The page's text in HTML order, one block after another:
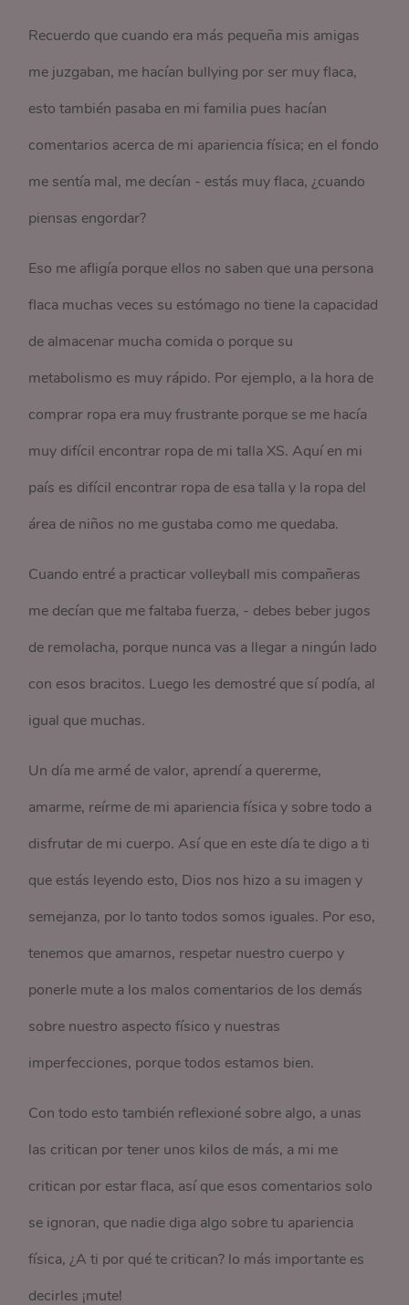
Recuerdo que cuando era más pequeña mis amigas
me juzgaban, me hacían bullying por ser muy flaca,
esto también pasaba en mi familia pues hacían
comentarios acerca de mi apariencia física; en el fondo
me sentía mal, me decían - estás muy flaca, ¿cuando
piensas engordar?
Eso me afligía porque ellos no saben que una persona
flaca muchas veces su estómago no tiene la capacidad
de almacenar mucha comida o porque su
metabolismo es muy rápido. Por ejemplo, a la hora de
comprar ropa era muy frustrante porque se me hacía
muy difícil encontrar ropa de mi talla XS. Aquí en mi
país es difícil encontrar ropa de esa talla y la ropa del
área de niños no me gustaba como me quedaba.
Cuando entré a practicar volleyball mis compañeras
me decían que me faltaba fuerza, - debes beber jugos
de remolacha, porque nunca vas a llegar a ningún lado
con esos bracitos. Luego les demostré que sí podía, al
igual que muchas.
Un día me armé de valor, aprendí a quererme,
amarme, reírme de mi apariencia física y sobre todo a
disfrutar de mi cuerpo. Así que en este día te digo a ti
que estás leyendo esto, Dios nos hizo a su imagen y
semejanza, por lo tanto todos somos iguales. Por eso,
tenemos que amarnos, respetar nuestro cuerpo y
ponerle mute a los malos comentarios de los demás
sobre nuestro aspecto físico y nuestras
imperfecciones, porque todos estamos bien.
Con todo esto también reflexioné sobre algo, a unas
las critican por tener unos kilos de más, a mi me
critican por estar flaca, así que esos comentarios solo
se ignoran, que nadie diga algo sobre tu apariencia
física, ¿A ti por qué te critican? lo más importante es
decirles ¡mute!